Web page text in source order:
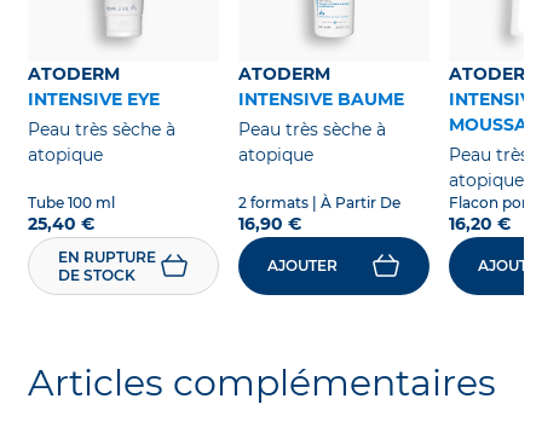
ATODERM
INTENSIVE EYE
Peau très sèche à
atopique
Tube 100 ml
25,40 €
EN RUPTURE
DE STOCK
ATODERM
INTENSIVE BAUME
Peau très sèche à
atopique
2 formats | À Partir De
16,90 €
AJOUTER
ATODERM
Peau très
atopique
Flacon
16,20 €
Articles complémentaires